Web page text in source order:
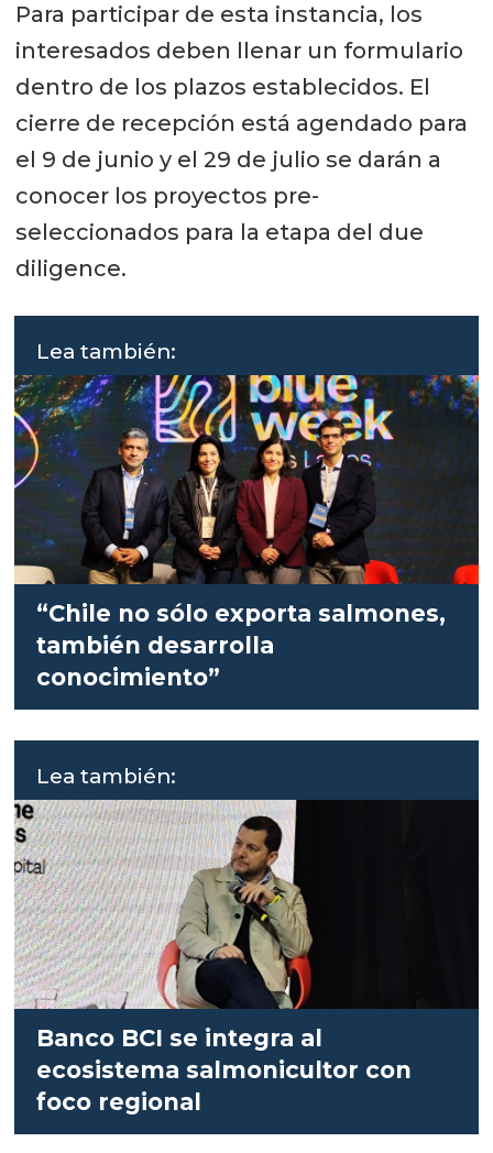
Para participar de esta instancia, los
interesados deben llenar un formulario
dentro de los plazos establecidos. El
cierre de recepción está agendado para
el 9 de junio y el 29 de julio se darán a
conocer los proyectos pre-
seleccionados para la etapa del due
diligence.
Lea también:
“Chile no sólo exporta salmones,
también desarrolla
conocimiento”
Lea también:
Banco BCI se integra al
ecosistema salmonicultor con
foco regional